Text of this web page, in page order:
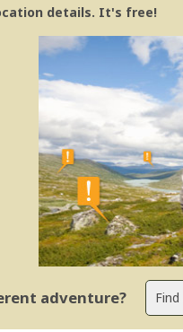
details. It's free!
adventure?